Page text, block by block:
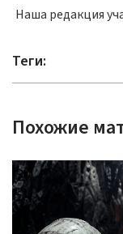
Наша редакция
Теги:
Похожие